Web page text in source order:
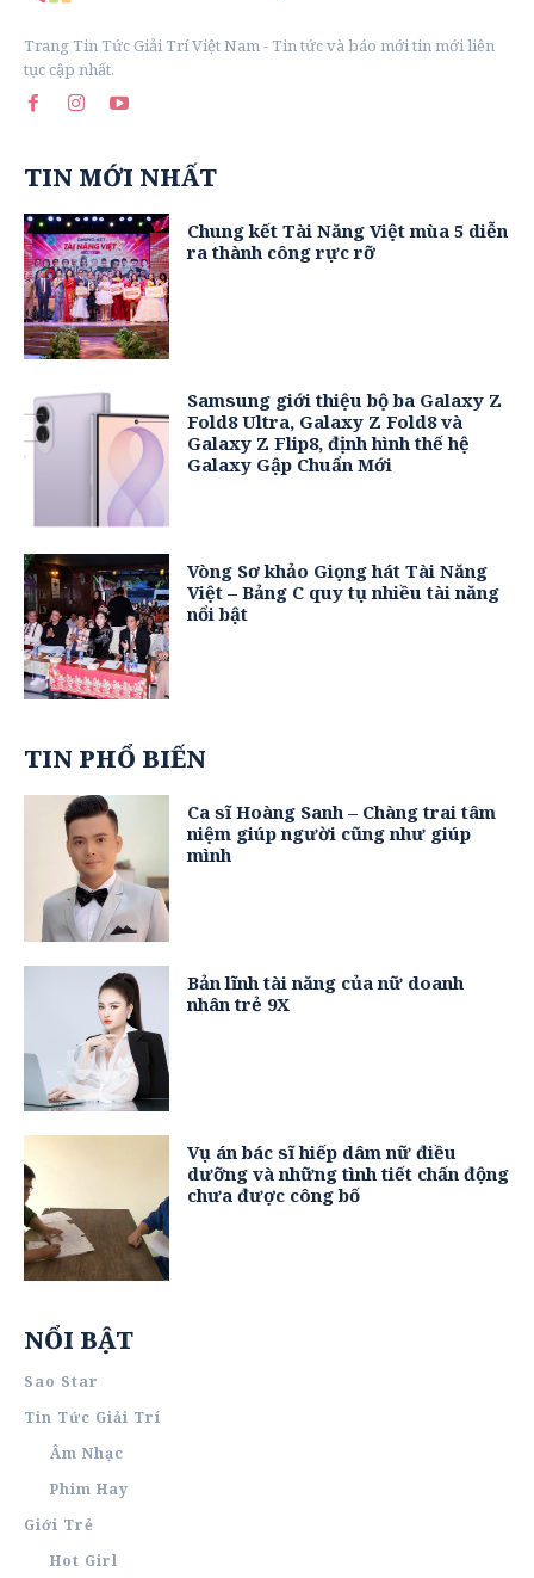
Trang Tin Tức Giải Trí Việt Nam - Tin tức và báo mới tin mới liên
tục cập nhất.
TIN MỚI NHẤT
Chung kết Tài Năng Việt mùa 5 diễn
ra thành công rực rỡ
Samsung giới thiệu bộ ba Galaxy Z
Fold8 Ultra, Galaxy Z Fold8 và
Galaxy Z Flip8, định hình thế hệ
Galaxy Gập Chuẩn Mới
Vòng Sơ khảo Giọng hát Tài Năng
Việt – Bảng C quy tụ nhiều tài năng
nổi bật
TIN PHỔ BIẾN
Ca sĩ Hoàng Sanh – Chàng trai tâm
niệm giúp người cũng như giúp
mình
Bản lĩnh tài năng của nữ doanh
nhân trẻ 9X
Vụ án bác sĩ hiếp dâm nữ điều
dưỡng và những tình tiết chấn động
chưa được công bố
NỔI BẬT
Sao Star
Tin Tức Giải Trí
Âm Nhạc
Phim Hay
Giới Trẻ
Hot Girl